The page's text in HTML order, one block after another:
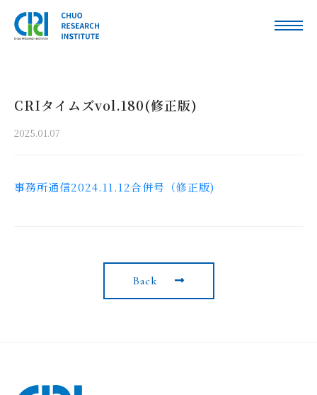
CRIタイムズvol.180(修正版)
2025.01.07
事務所通信2024.11.12合併号（修正版)
Back